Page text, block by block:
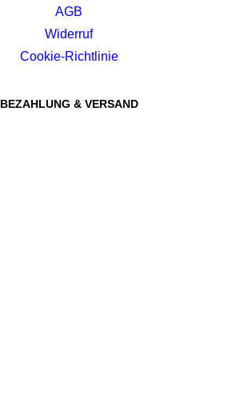
AGB
Widerruf
Cookie-Richtlinie
BEZAHLUNG & VERSAND